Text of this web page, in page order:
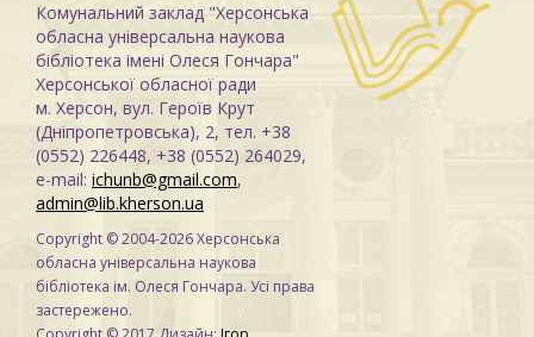
Комунальний заклад "Херсонська
обласна універсальна наукова
бібліотека імені Олеся Гончара"
Херсонської обласної ради
м. Херсон, вул. Героїв Крут
(Дніпропетровська), 2, тел. +38
(0552) 226448, +38 (0552) 264029,
e-mail: ichunb@gmail.com,
admin@lib.kherson.ua
Copyright © 2004-2026 Херсонська
обласна універсальна наукова
бібліотека ім. Олеся Гончара. Усі права
застережено.